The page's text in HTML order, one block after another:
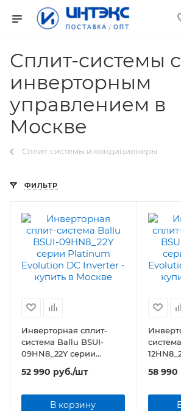
Сплит-системы с
инверторным
управлением в
Москве
Сплит-системы и кондиционеры
ФИЛЬТР
Инверторная сплит-
система Ballu BSUI-
09HN8_22Y серии
Platinum Evolution DC
Inverter
52 990 руб./шт
В корзину
Inverter
58 990